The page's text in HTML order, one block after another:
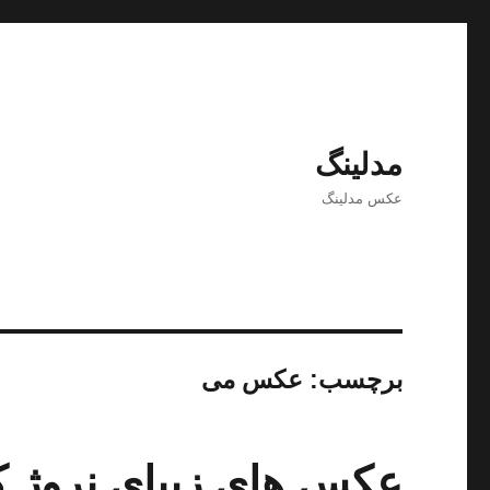
مدلینگ
عکس مدلینگ
برچسب: عکس می